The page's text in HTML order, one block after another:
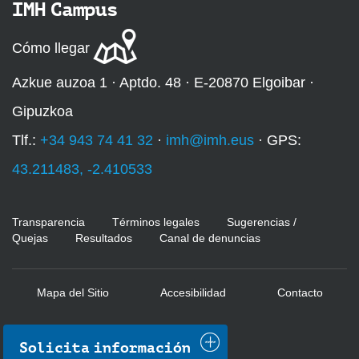
Solicita información
IMH Campus
Cómo llegar
Azkue auzoa 1 · Aptdo. 48 · E-20870 Elgoibar ·
Gipuzkoa
Tlf.: +34 943 74 41 32 · imh@imh.eus · GPS:
43.211483, -2.410533
Transparencia Términos legales
Sugerencias /
Quejas
Resultados Canal de denuncias
Mapa del Sitio Accesibilidad Contacto